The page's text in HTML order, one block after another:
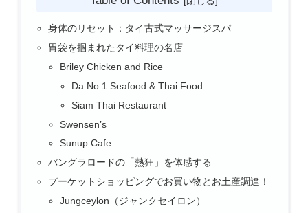
身体のリセット：タイ古式マッサージスパ
胃袋を掴まれたタイ料理の名店
Briley Chicken and Rice
Da No.1 Seafood & Thai Food
Siam Thai Restaurant
Swensen’s
Sunup Cafe
バングラロードの「熱狂」を体感する
プーケットショッピングでお買い物とお土産調達！
Jungceylon（ジャンクセイロン）